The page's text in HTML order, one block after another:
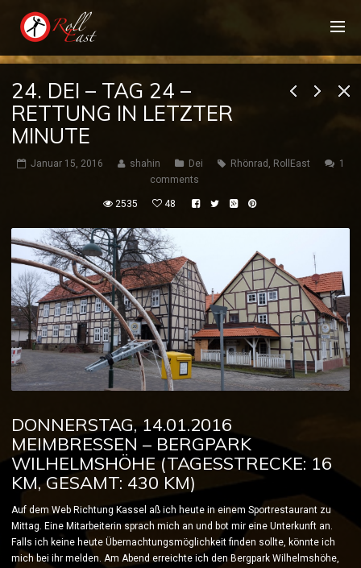
24. DEI – TAG 24 –
RETTUNG IN LETZTER
MINUTE
Januar 15, 2016 shahin Dei Rhönrad , RollEast
1
comments
2535 48
DONNERSTAG, 14.01.2016
MEIMBRESSEN – BERGPARK
WILHELMSHÖHE (TAGESSTRECKE: 16
KM, GESAMT: 430 KM)
Auf dem Web Richtung Kassel aß ich heute in einem Sportrestaurant zu
Mittag. Eine Mitarbeiterin sprach mich an und bot mir eine Unterkunft an.
Falls ich keine heute Übernachtungsmöglichkeit finden sollte, könnte ich
mich bei ihr melden. Am Abend erreichte ich den Bergpark Wilhelmshöhe,